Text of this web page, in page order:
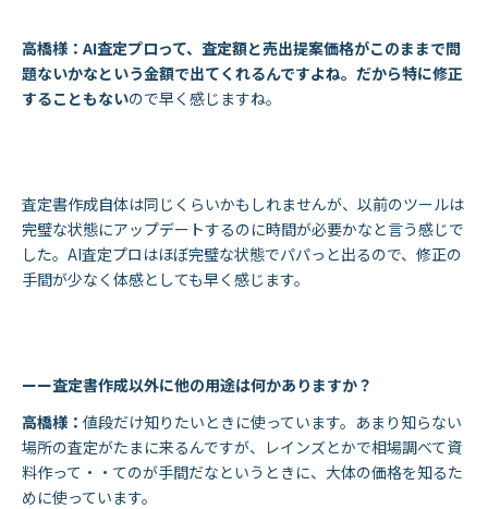
高橋様：AI査定プロって、査定額と売出提案価格がこのままで問
題ないかなという金額で出てくれるんですよね。だから特に修正
することもないので早く感じますね。
査定書作成自体は同じくらいかもしれませんが、以前のツールは
完璧な状態にアップデートするのに時間が必要かなと言う感じで
した。AI査定プロはほぼ完璧な状態でパパっと出るので、修正の
手間が少なく体感としても早く感じます。
ーー査定書作成以外に他の用途は何かありますか？
高橋様： 値段だけ知りたいときに使っています。あまり知らない
場所の査定がたまに来るんですが、レインズとかで相場調べて資
料作って・・てのが手間だなというときに、大体の価格を知るた
めに使っています。